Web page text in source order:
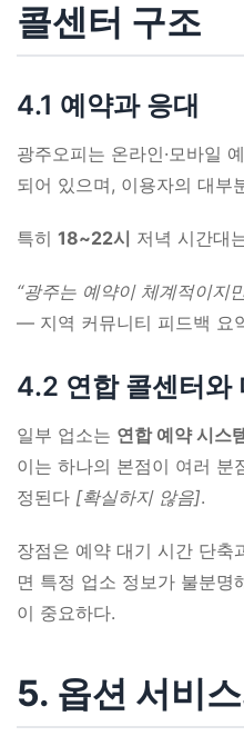
콜센터 구조
4.1 예약과 응대
광주오피는 온라인·모바일
되어 있으며, 이용자의 대부
특히 18~22시 저녁 시간대
“광주는 예약이 체계적이지
— 지역 커뮤니티 피드백 요
4.2 연합 콜센터와
일부 업소는 연합 예약 시스
이는 하나의 본점이 여러 분
정된다 [확실하지 않음].
장점은 예약 대기 시간 단축
면 특정 업소 정보가 불분명
이 중요하다.
5. 옵션 서비